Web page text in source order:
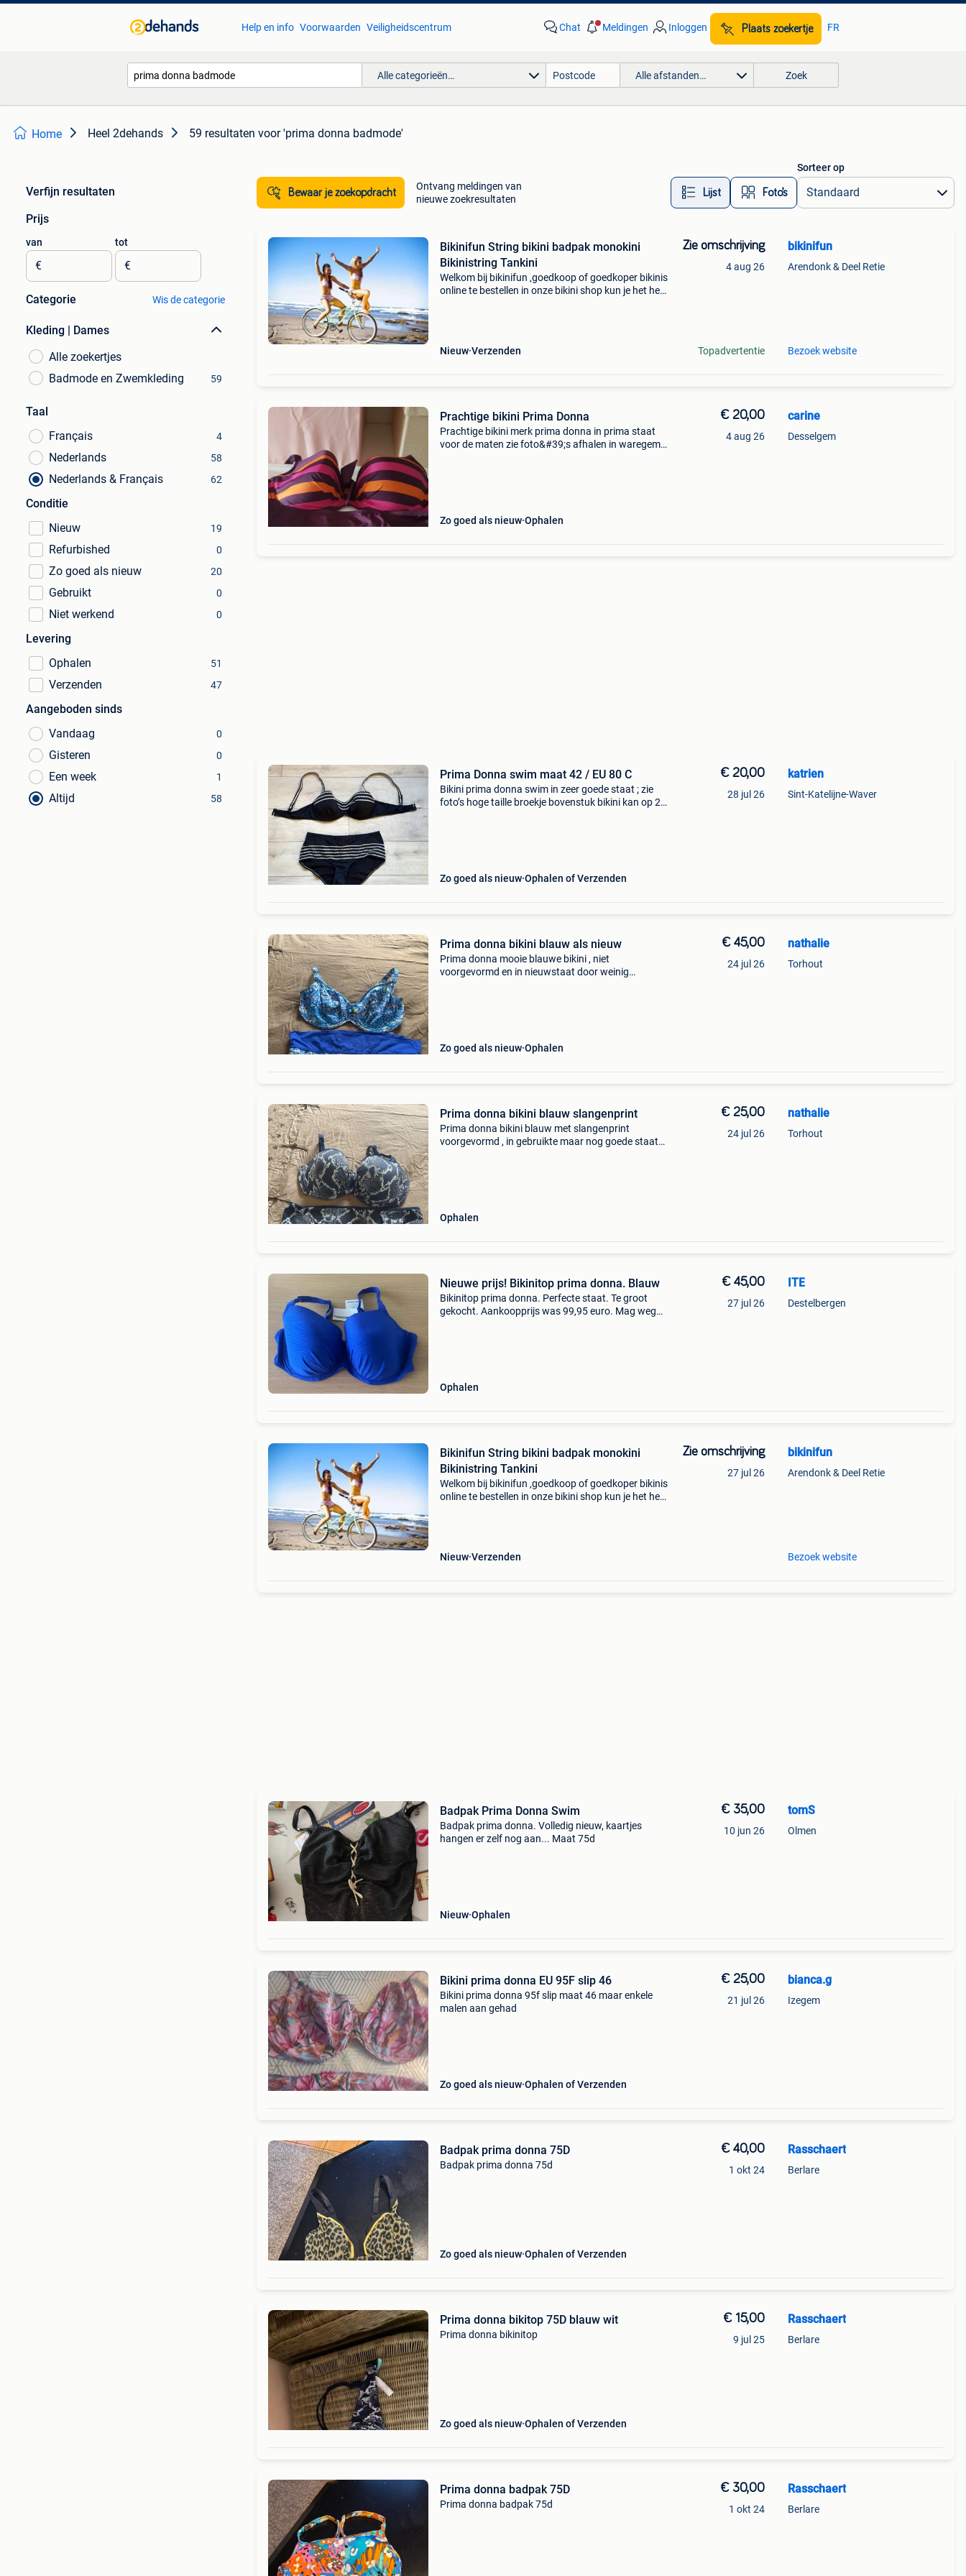
Help en info Voorwaarden Veiligheidscentrum Chat Meldingen Inloggen Plaats zoekertje FR
Alle categorieën… Alle afstanden… Zoek
Home Heel 2dehands 59 resultaten voor 'prima donna badmode'
Verfijn resultaten
Prijs
van
€
tot
€
Categorie Wis de categorie
Kleding | Dames
Alle zoekertjes
Badmode en Zwemkleding
59
Taal
Français
4
Nederlands 58
Nederlands & Français 62
Conditie
Nieuw
19
Refurbished 0
Zo goed als nieuw 20
Gebruikt 0
Niet werkend 0
Levering
Ophalen
51
Verzenden 47
Aangeboden sinds
Vandaag
0
Gisteren 0
Een week 1
Altijd 58
Bewaar je zoekopdracht
Ontvang meldingen van
nieuwe zoekresultaten
Lijst Foto’s
Sorteer op
Bikinifun String bikini badpak monokini
Bikinistring Tankini
Welkom bij bikinifun ,goedkoop of goedkoper bikinis
online te bestellen in onze bikini shop kun je het hele
Nieuw Verzenden
Zie omschrijving
4 aug 26
Topadvertentie
bikinifun
Arendonk & Deel Retie
Bezoek website
Prachtige bikini Prima Donna
Prachtige bikini merk prima donna in prima staat
voor de maten zie foto&#39;s afhalen in waregem
Zo goed als nieuw Ophalen
€ 20,00
4 aug 26
carine
Desselgem
Prima Donna swim maat 42 / EU 80 C
Bikini prima donna swim in zeer goede staat ; zie
foto’s hoge taille broekje bovenstuk bikini kan op 2
Zo goed als nieuw Ophalen of Verzenden
€ 20,00
28 jul 26
katrien
Sint-Katelijne-Waver
Prima donna bikini blauw als nieuw
Prima donna mooie blauwe bikini , niet
voorgevormd en in nieuwstaat door weinig
Zo goed als nieuw Ophalen
€ 45,00
24 jul 26
nathalie
Torhout
Prima donna bikini blauw slangenprint
Prima donna bikini blauw met slangenprint
voorgevormd , in gebruikte maar nog goede staat
Ophalen
€ 25,00
24 jul 26
nathalie
Torhout
Nieuwe prijs! Bikinitop prima donna. Blauw
Bikinitop prima donna. Perfecte staat. Te groot
gekocht. Aankoopprijs was 99,95 euro. Mag weg
Ophalen
€ 45,00
27 jul 26
ITE
Destelbergen
Bikinifun String bikini badpak monokini
Bikinistring Tankini
Welkom bij bikinifun ,goedkoop of goedkoper bikinis
online te bestellen in onze bikini shop kun je het hele
Nieuw Verzenden
Zie omschrijving
27 jul 26
bikinifun
Arendonk & Deel Retie
Bezoek website
Badpak Prima Donna Swim
Badpak prima donna. Volledig nieuw, kaartjes
hangen er zelf nog aan... Maat 75d
Nieuw Ophalen
€ 35,00
10 jun 26
tomS
Olmen
Bikini prima donna EU 95F slip 46
Bikini prima donna 95f slip maat 46 maar enkele
malen aan gehad
Zo goed als nieuw Ophalen of Verzenden
€ 25,00
21 jul 26
bianca.g
Izegem
Badpak prima donna 75D
Badpak prima donna 75d
Zo goed als nieuw Ophalen of Verzenden
€ 40,00
1 okt 24
Rasschaert
Berlare
Prima donna bikitop 75D blauw wit
Prima donna bikinitop
Zo goed als nieuw Ophalen of Verzenden
€ 15,00
9 jul 25
Rasschaert
Berlare
Prima donna badpak 75D
Prima donna badpak 75d
€ 30,00
1 okt 24
Rasschaert
Berlare